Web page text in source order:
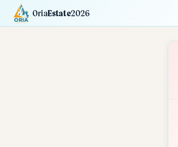
OriaEstate2026
Calendario Mostre Siti da Visitare